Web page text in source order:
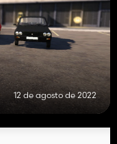
12 de agosto de 2022